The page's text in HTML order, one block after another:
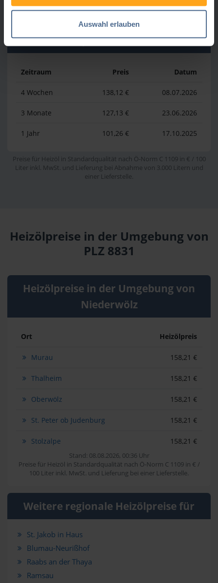
Auswahl erlauben
Heizölpreis-Tiefstwerte
Zeitraum Preis Datum
4 Wochen 138,12 € 08.07.2026
3 Monate 127,13 € 23.06.2026
1 Jahr 101,26 € 17.10.2025
Preise für Heizöl in Standardqualität nach Ö-Norm C 1109 in € / 100
Liter inkl. MwSt. und Lieferung bei Abnahme von 3.000 Litern und
einer Lieferstelle.
Heizölpreise in der Umgebung von
PLZ 8831
Heizölpreise in der Umgebung von
Niederwölz
Ort Heizölpreis
Murau 158,21 €
Thalheim 158,21 €
Oberwölz 158,21 €
St. Peter ob Judenburg 158,21 €
Stolzalpe 158,21 €
Stand: 08.08.2026, 00:36 Uhr
Preise für Heizöl in Standardqualität nach Ö-Norm C 1109 in € /
100 Liter inkl. MwSt. und Lieferung bei einer Lieferstelle.
Weitere regionale Heizölpreise für
St. Jakob in Haus
Blumau-Neurißhof
Raabs an der Thaya
Ramsau